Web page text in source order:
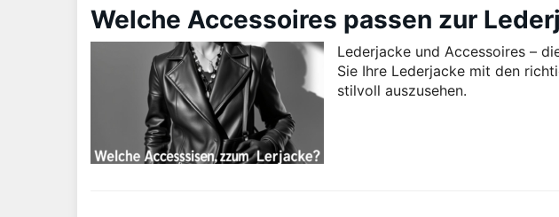
Welche Accessoires passen zur
Lederjacke und Accessoires –
Sie Ihre Lederjacke mit den
stilvoll auszusehen.